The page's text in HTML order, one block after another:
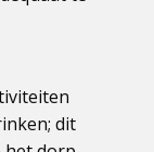
dit